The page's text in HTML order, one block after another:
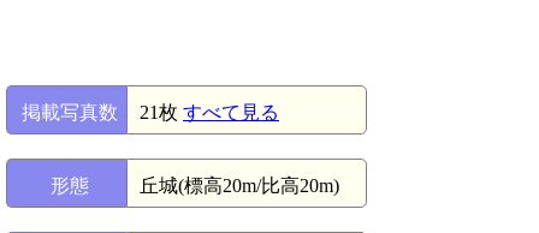
掲載写真数 21枚 すべて見る
形態 丘城(標高20m/比高20m)